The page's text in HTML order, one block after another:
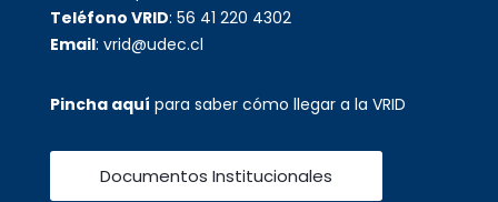
Teléfono VRID: 56 41 220 4302
Email: vrid@udec.cl
Pincha aquí para saber cómo llegar a la VRID
Documentos Institucionales